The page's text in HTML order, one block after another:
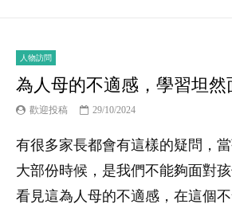
人物訪問
為人母的不適感，學習坦然
歡迎投稿 29/10/2024
有很多家長都會有這樣的疑問，
大部份時候，是我們不能夠面對
看見這為人母的不適感，在這個